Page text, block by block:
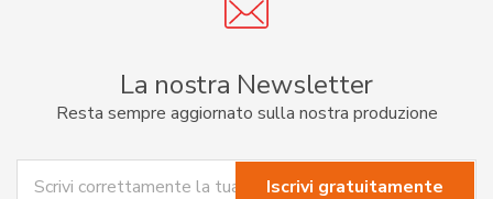
La nostra Newsletter
Resta sempre aggiornato sulla nostra produzione